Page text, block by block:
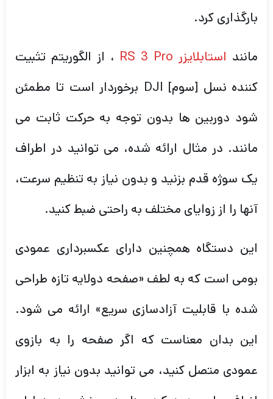
بارگذاری کرد.
مانند استابلایزر RS 3 Pro
، از الگوریتم تثبیت
کننده نسل [سوم] DJI برخوردار است تا مطمئن
شود دوربین ها بدون توجه به حرکت ثابت می
مانند. در مثال ارائه شده، می توانید در اطراف
یک سوژه قدم بزنید و بدون نیاز به تنظیم سرعت،
آنها را از زوایای مختلف به راحتی ضبط کنید.
این دستگاه همچنین دارای عکسبرداری عمودی
بومی است که به لطف «صفحه دولایه تازه طراحی
شده با قابلیت آزادسازی سریع» ارائه می شود.
این بدان معناست که اگر صفحه را به بازوی
عمودی متصل کنید، می توانید بدون نیاز به ابزار